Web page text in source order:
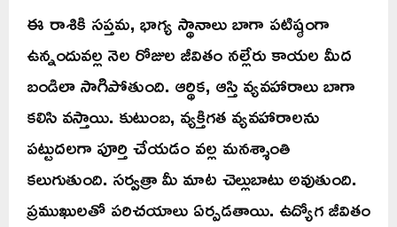
ఈ రాశికి సప్తమ, భాగ్య స్థానాలు బాగా పటిష్ఠంగా
ఉన్నందువల్ల నెల రోజుల జీవితం నల్లేరు కాయల మీద
బండిలా సాగిపోతుంది. ఆర్థిక, ఆస్తి వ్యవహారాలు బాగా
కలిసి వస్తాయి. కుటుంబ, వ్యక్తిగత వ్యవహారాలను
పట్టుదలగా పూర్తి చేయడం వల్ల మనశ్శాంతి
కలుగుతుంది. సర్వత్రా మీ మాట చెల్లుబాటు అవుతుంది.
ప్రముఖులతో పరిచయాలు ఏర్పడతాయి. ఉద్యోగ జీవితం